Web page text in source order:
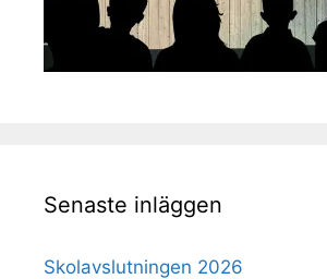
Senaste inläggen
Skolavslutningen 2026